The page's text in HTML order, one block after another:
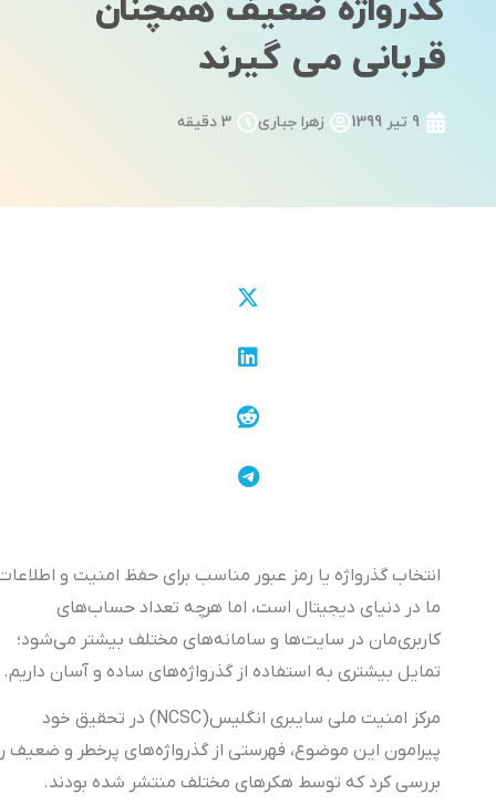
گذرواژه ضعیف همچنان
قربانی می گیرند
زهرا جباری 3 دقیقه
انتخاب گذرواژه یا رمز عبور مناسب برای حفظ امنیت و اطلاعات
ما در دنیای دیجیتال است، اما هرچه تعداد حساب‌های
کاربری‌مان در سایت‌ها و سامانه‌های مختلف بیشتر می‌شود؛
تمایل بیشتری به استفاده از گذرواژه‌های ساده و آسان داریم.
مرکز امنیت ملی سایبری انگلیس(NCSC) در تحقیق خود
پیرامون این موضوع، فهرستی از گذرواژه‌های پرخطر و ضعیف را
بررسی کرد که توسط هکرهای مختلف منتشر شده بودند.